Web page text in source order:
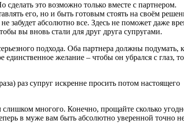
это возможно только вместе с партнером.
его, но и быть готовым стоять на своём
забудет абсолютно все. Здесь не поможет даже
вы вновь стали для друг друга супругами.
подхода. Оба партнера должны подумать,
желание – чтобы он убрался с глаз, то
раз супруг искренне просить потом настоящего
многого. Конечно, прощайте сколько
в муже вам быть абсолютно уверенной точно